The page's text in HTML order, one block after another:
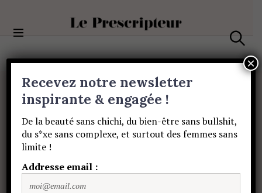
Le Prescripteur
e
a
BEAUTÉ
Legestebeauté
qu’onzappe
toutes,et
Recevez notre newsletter
inspirante & engagée !
De la beauté sans chichi, du bien-être sans bullshit,
du s*xe sans complexe, et surtout des femmes sans
limite !
Addresse email :
×